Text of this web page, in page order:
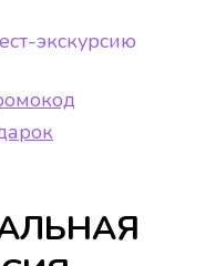
экскурсию